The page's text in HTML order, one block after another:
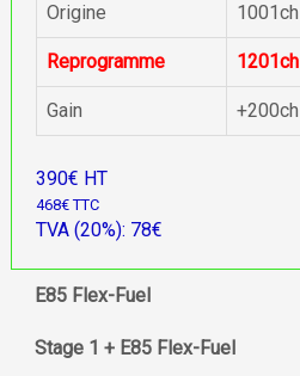
Origine 1001ch
Reprogramme 1201ch
Gain +200ch
390€ HT
468€ TTC
TVA (20%): 78€
E85 Flex-Fuel
Stage 1 + E85 Flex-Fuel